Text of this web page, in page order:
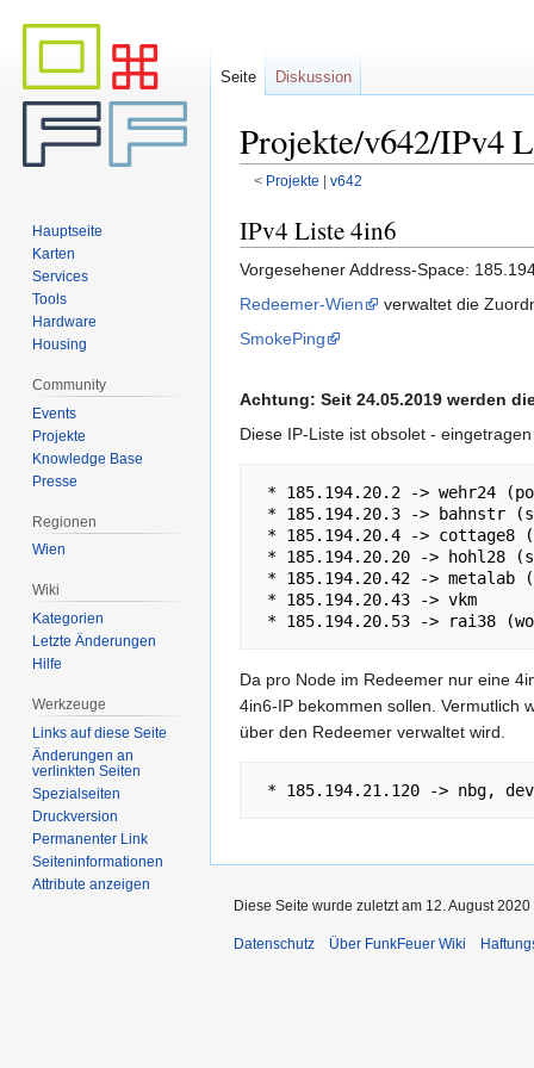
Projekte/v642/IPv4
< Projekte v642
Zur
Navigation
springen
Zur
Suche
springen
IPv4 Liste 4in6
Vorgesehener Address-Space:
Redeemer-Wien
verwaltet die
SmokePing
Achtung: Seit 24.05.2019 werden
Diese IP-Liste ist obsolet -
Da pro Node im Redeemer nur eine
4in6-IP bekommen sollen. Vermutlich
über den Redeemer verwaltet wird.
Seite Diskussion
Hauptseite
Karten
Services
Tools
Hardware
Housing
Community
Events
Projekte
Knowledge Base
Presse
Regionen
Wien
Wiki
Kategorien
Letzte Änderungen
Hilfe
Werkzeuge
Links auf diese Seite
Änderungen an
verlinkten Seiten
Spezialseiten
Druckversion
Permanenter Link
Seiten­informationen
Attribute anzeigen
Diese Seite wurde zuletzt am 12. August
Datenschutz Über FunkFeuer Wiki